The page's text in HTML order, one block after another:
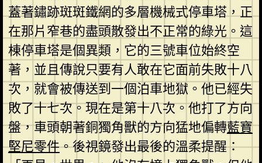
蓋著鏽跡斑斑鐵網的多層機械式停車塔，正
在那片窄巷的盡頭散發出不正常的綠光。這
棟停車塔是個異類，它的三號車位始終空
著，並且傳說只要有人敢在它面前失敗十八
次，就會被傳送到一個泊車地獄。他已經失
敗了十七次。現在是第十八次。他打了方向
盤，車頭朝著銅獨角獸的方向猛地偏轉藍寶
堅尼零件。後視鏡發出最後的溫柔提醒：